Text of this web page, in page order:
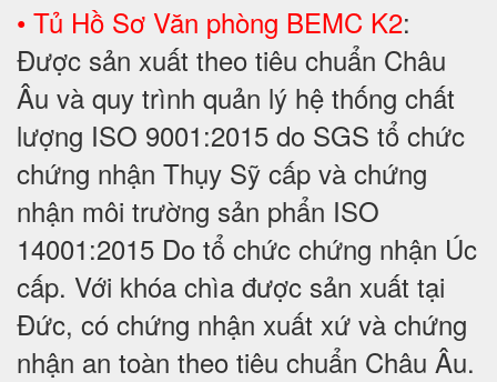
• Tủ Hồ Sơ Văn phòng BEMC K2:
Được sản xuất theo tiêu chuẩn Châu
Âu và quy trình quản lý hệ thống chất
lượng ISO 9001:2015 do SGS tổ chức
chứng nhận Thụy Sỹ cấp và chứng
nhận môi trường sản phẩn ISO
14001:2015 Do tổ chức chứng nhận Úc
cấp. Với khóa chìa được sản xuất tại
Đức, có chứng nhận xuất xứ và chứng
nhận an toàn theo tiêu chuẩn Châu Âu.